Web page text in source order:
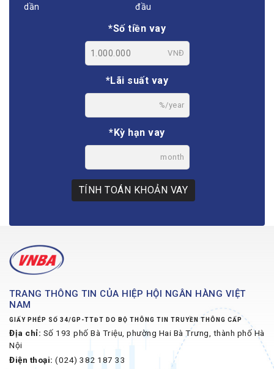
dần
đầu
*Số tiền vay
VNĐ
*Lãi suất vay
%/year
*Kỳ hạn vay
month
TÍNH TOÁN KHOẢN VAY
TRANG THÔNG TIN CỦA HIỆP HỘI NGÂN HÀNG VIỆT
NAM
GIẤY PHÉP SỐ 34/GP-TTĐT DO BỘ THÔNG TIN TRUYỀN THÔNG CẤP
Địa chỉ: Số 193 phố Bà Triệu, phường Hai Bà Trưng, thành phố Hà
Nội
Điện thoại: (024) 382 187 33